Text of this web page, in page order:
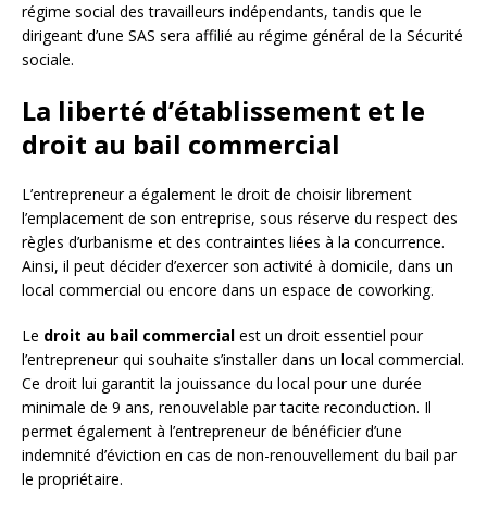
régime social des travailleurs indépendants, tandis que le
dirigeant d’une SAS sera affilié au régime général de la Sécurité
sociale.
La liberté d’établissement et le
droit au bail commercial
L’entrepreneur a également le droit de choisir librement
l’emplacement de son entreprise, sous réserve du respect des
règles d’urbanisme et des contraintes liées à la concurrence.
Ainsi, il peut décider d’exercer son activité à domicile, dans un
local commercial ou encore dans un espace de coworking.
Le droit au bail commercial est un droit essentiel pour
l’entrepreneur qui souhaite s’installer dans un local commercial.
Ce droit lui garantit la jouissance du local pour une durée
minimale de 9 ans, renouvelable par tacite reconduction. Il
permet également à l’entrepreneur de bénéficier d’une
indemnité d’éviction en cas de non-renouvellement du bail par
le propriétaire.